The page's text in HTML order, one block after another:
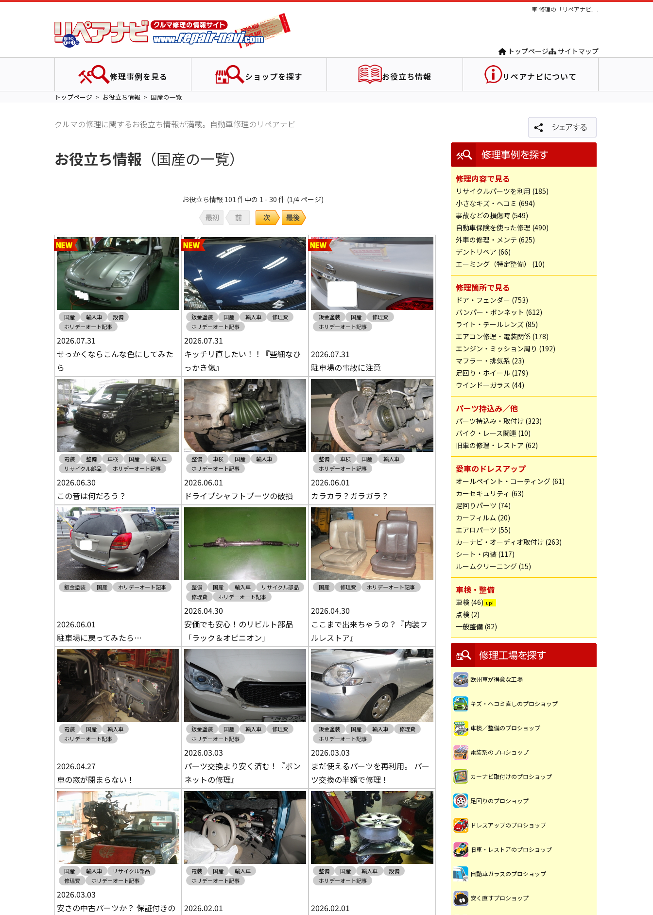
車 修理の「リペアナビ」.
トップページ サイトマップ
修理事例を見る ショップを探す お役立ち情報 リペアナビについて
トップページ お役立ち情報 国産の一覧
クルマの修理に関するお役立ち情報が満載。自動車修理のリペアナビ
お役立ち情報 （国産の一覧）
お役立ち情報 101 件中の 1 - 30 件 (1/4 ページ)
国産 輸入車
設備
ホリデーオート記事
2026.07.31
せっかくならこんな色にしてみた
ら
鈑金塗装 国産 輸入車
修理費
ホリデーオート記事
2026.07.31
キッチリ直したい！！『些細なひ
っかき傷』
鈑金塗装 国産
修理費
ホリデーオート記事
2026.07.31
駐車場の事故に注意
電装 整備 車検 国産
輸入車
リサイクル部品
ホリデーオート記事
2026.06.30
この音は何だろう？
整備 車検 国産
輸入車
ホリデーオート記事
2026.06.01
ドライブシャフトブーツの破損
整備 車検 国産
輸入車
ホリデーオート記事
2026.06.01
カラカラ？ガラガラ？
鈑金塗装 国産 ホリデーオート記事
2026.06.01
駐車場に戻ってみたら…
整備 国産 輸入車
リサイクル部品
修理費
ホリデーオート記事
2026.04.30
安価でも安心！のリビルト部品
「ラック＆オピニオン」
国産 修理費 ホリデーオート記事
2026.04.30
ここまで出来ちゃうの？『内装フ
ルレストア』
電装 国産
輸入車
ホリデーオート記事
2026.04.27
車の窓が閉まらない！
鈑金塗装 国産 輸入車
修理費
ホリデーオート記事
2026.03.03
パーツ交換より安く済む！『ボン
ネットの修理』
鈑金塗装 国産 輸入車
修理費
ホリデーオート記事
2026.03.03
まだ使えるパーツを再利用。 パー
ツ交換の半額で修理！
国産 輸入車
リサイクル部品
修理費
ホリデーオート記事
2026.03.03
安さの中古パーツか？ 保証付きの
電装 国産
輸入車
ホリデーオート記事
2026.02.01
整備 国産 輸入車
設備
ホリデーオート記事
2026.02.01
修理内容で見る
リサイクルパーツを利用 (185)
小さなキズ・ヘコミ (694)
事故などの損傷時 (549)
自動車保険を使った修理 (490)
外車の修理・メンテ (625)
デントリペア (66)
エーミング（特定整備） (10)
修理箇所で見る
ドア・フェンダー (753)
バンパー・ボンネット (612)
ライト・テールレンズ (85)
エアコン修理・電装関係 (178)
エンジン・ミッション周り (192)
マフラー・排気系 (23)
足回り・ホイール (179)
ウインドーガラス (44)
パーツ持込み／他
パーツ持込み・取付け (323)
バイク・レース関連 (10)
旧車の修理・レストア (62)
愛車のドレスアップ
オールペイント・コーティング (61)
カーセキュリティ (63)
足回りパーツ (74)
カーフィルム (20)
エアロパーツ (55)
カーナビ・オーディオ取付け (263)
シート・内装 (117)
ルームクリーニング (15)
車検・整備
車検 (46)
点検 (2)
一般整備 (82)
欧州車が得意な工場
キズ・ヘコミ直しのプロショップ
車検／整備のプロショップ
電装系のプロショップ
カーナビ取付けのプロショップ
足回りのプロショップ
ドレスアップのプロショップ
旧車・レストアのプロショップ
自動車ガラスのプロショップ
安く直すプロショップ